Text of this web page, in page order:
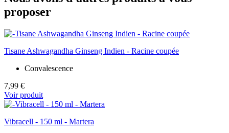
proposer
Tisane Ashwagandha Ginseng Indien - Racine coupée
Convalescence
7,99 €
Voir produit
Vibracell - 150 ml - Martera